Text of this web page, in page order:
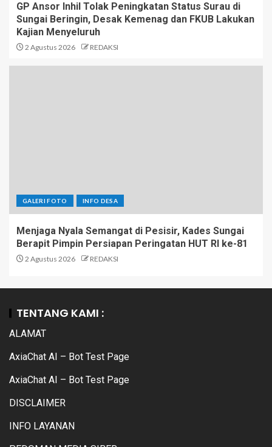
GP Ansor Inhil Tolak Peningkatan Status Surau di
Sungai Beringin, Desak Kemenag dan FKUB Lakukan
Kajian Menyeluruh
2 Agustus 2026 REDAKSI
GALERI FOTO INFO DESA
Menjaga Nyala Semangat di Pesisir, Kades Sungai
Berapit Pimpin Persiapan Peringatan HUT RI ke-81
2 Agustus 2026 REDAKSI
TENTANG KAMI :
ALAMAT
AxiaChat AI – Bot Test Page
AxiaChat AI – Bot Test Page
DISCLAIMER
INFO LAYANAN